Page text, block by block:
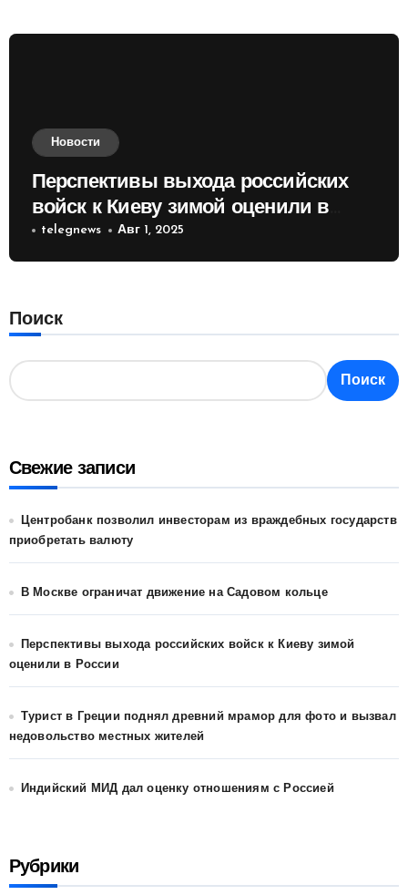
Новости
Перспективы выхода российских
войск к Киеву зимой оценили в
России
telegnews Авг 1, 2025
Поиск
Поиск
Свежие записи
Центробанк позволил инвесторам из враждебных государств
приобретать валюту
В Москве ограничат движение на Садовом кольце
Перспективы выхода российских войск к Киеву зимой
оценили в России
Турист в Греции поднял древний мрамор для фото и вызвал
недовольство местных жителей
Индийский МИД дал оценку отношениям с Россией
Рубрики